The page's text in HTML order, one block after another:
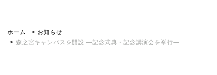
ホーム
お知らせ
森之宮キャンパスを開設 ―記念式典・記念講演会を挙行―